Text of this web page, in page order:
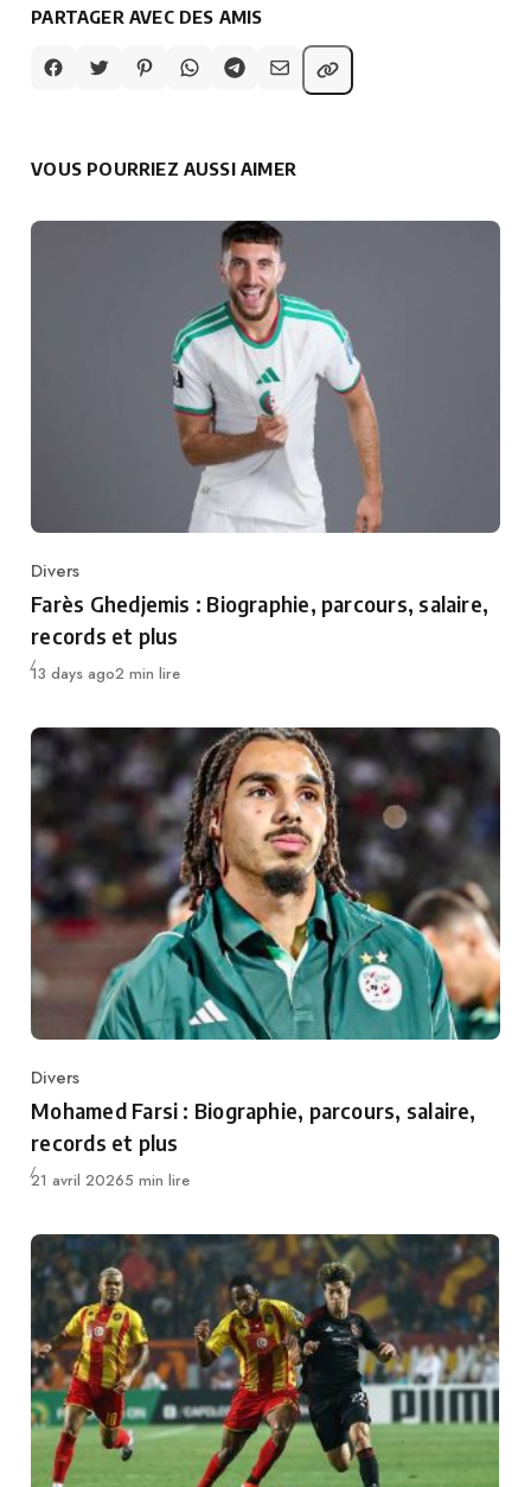
PARTAGER AVEC DES AMIS
VOUS POURRIEZ AUSSI AIMER
Category
Divers
Farès Ghedjemis : Biographie, parcours, salaire,
records et plus
Publié
13 days ago2 min lire
Category
Divers
Mohamed Farsi : Biographie, parcours, salaire,
records et plus
Publié
21 avril 20265 min lire